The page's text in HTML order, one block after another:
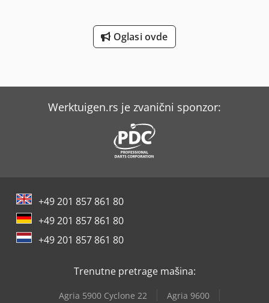
Oglasi ovde
Werktuigen.rs je zvanični sponzor:
+49 201 857 861 80
+49 201 857 861 80
+49 201 857 861 80
Trenutne pretrage mašina:
Agria 5900 Cyclone 22
Agria 9600